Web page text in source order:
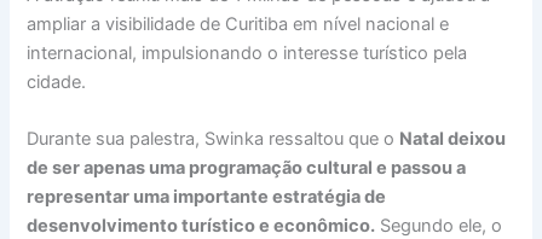
ampliar a visibilidade de Curitiba em nível nacional e
internacional, impulsionando o interesse turístico pela
cidade.
Durante sua palestra, Swinka ressaltou que o Natal deixou
de ser apenas uma programação cultural e passou a
representar uma importante estratégia de
desenvolvimento turístico e econômico. Segundo ele, o